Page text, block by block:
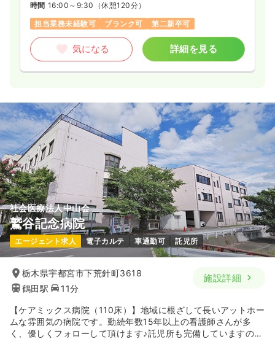
時間 16:00～9:30 （休憩120分）
担当業務未経験可
ブランク可 第二新卒可
気になる 詳細を見る
社会医療法人中山会
鷲谷記念病院
エージェント求人 電子カルテ 車通勤可 託児所
栃木県宇都宮市下荒針町3618
鶴田駅
11分
施設詳細
【ケアミックス病院（110床）】地域に根ざして長いアットホー
ムな雰囲気の病院です。勤続年数15年以上の看護師さんが多
く、優しくフォローして頂けます♪託児所も完備していますの